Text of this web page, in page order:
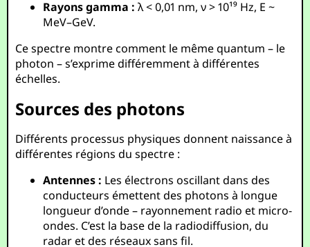
Rayons gamma : λ < 0,01 nm, ν > 10¹⁹ Hz, E ~
MeV–GeV.
Ce spectre montre comment le même quantum – le
photon – s’exprime différemment à différentes
échelles.
Sources des photons
Différents processus physiques donnent naissance à
différentes régions du spectre :
Antennes : Les électrons oscillant dans des
conducteurs émettent des photons à longue
longueur d’onde – rayonnement radio et micro-
ondes. C’est la base de la radiodiffusion, du
radar et des réseaux sans fil.